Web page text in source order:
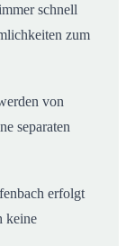
schnell
zum
von
separaten
erfolgt
keine